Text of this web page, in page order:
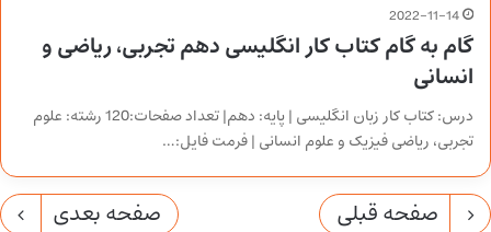
2022-11-14
گام به گام کتاب کار انگلیسی دهم تجربی، ریاضی و
انسانی
درس: کتاب کار زبان انگلیسی | پایه: دهم| تعداد صفحات:120 رشته: علوم
تجربی، ریاضی فیزیک و علوم انسانی | فرمت فایل:…
صفحه قبلی صفحه بعدی